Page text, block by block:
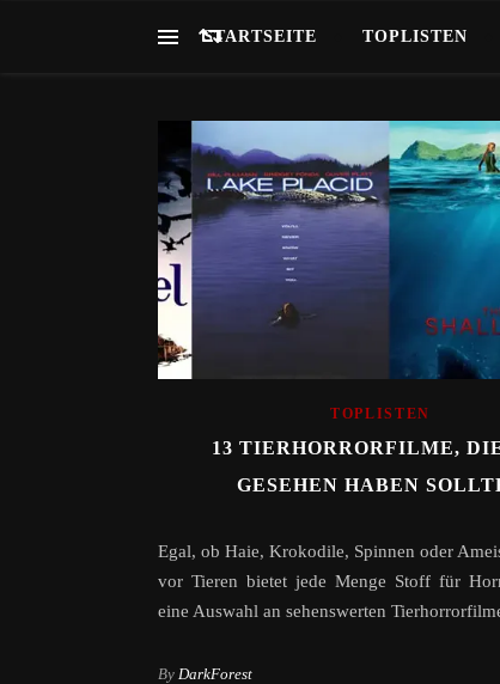
STARTSEITE TOPLISTEN
TOPLISTEN
13 TIERHORRORFILME,
GESEHEN HABEN
Egal, ob Haie, Krokodile, Spinnen oder
vor Tieren bietet jede Menge Stoff für
eine Auswahl an sehenswerten
By DarkForest